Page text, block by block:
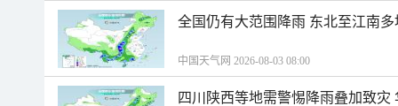
全国仍有大范围降雨 东北至江南
中国天气网 2026-08-03 08:00
四川陕西等地需警惕降雨叠加致